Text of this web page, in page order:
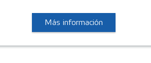
Más información